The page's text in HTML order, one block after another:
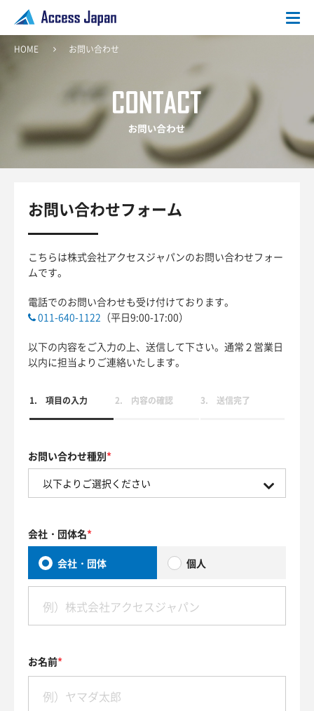
HOME お問い合わせ
お問い合わせフォーム
こちらは株式会社アクセスジャパンのお問い合わせフォー
ムです。
電話でのお問い合わせも受け付けております。
011-640-1122 （平日9:00-17:00）
以下の内容をご入力の上、送信して下さい。通常２営業日
以内に担当よりご連絡いたします。
1. 項目の入力 2. 内容の確認 3. 送信完了
お問い合わせ種別
会社・団体名
会社・団体 個人
お名前